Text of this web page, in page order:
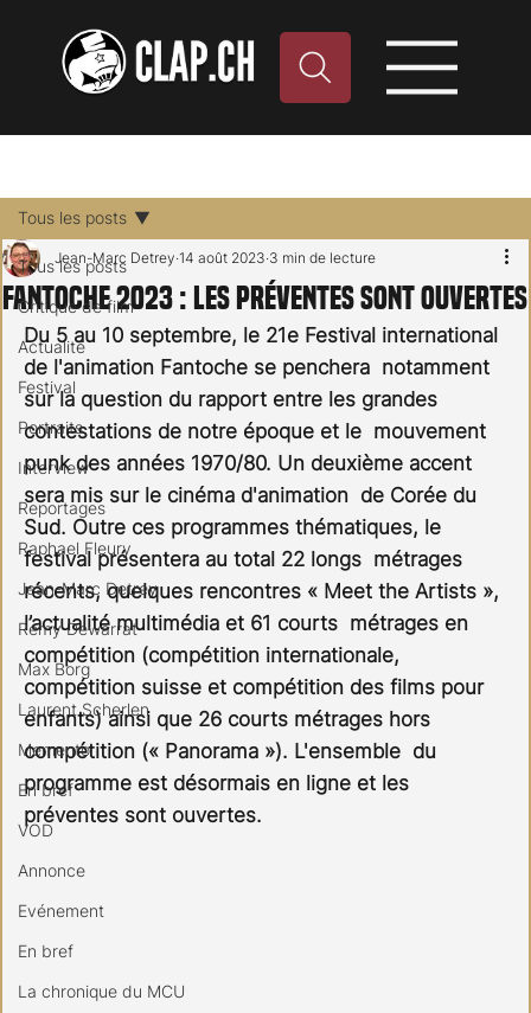
Tous les posts
Critique de film
Actualité
Festival
Portraits
Interview
Reportages
Raphael Fleury
Jean-Marc Detrey
Remy Dewarrat
Max Borg
Laurent Scherlen
Memento
En bref
VOD
Annonce
Evénement
En bref
La chronique du MCU
Tous les posts
Fantoche 2023 : Les préventes sont ouvertes
Jean-Marc Detrey 14 août 2023 3 min de lecture
Du 5 au 10 septembre, le 21e Festival international
de l'animation Fantoche se penchera  notamment
sur la question du rapport entre les grandes
contestations de notre époque et le  mouvement
punk des années 1970/80. Un deuxième accent
sera mis sur le cinéma d'animation  de Corée du
Sud. Outre ces programmes thématiques, le
festival présentera au total 22 longs  métrages
récents, quelques rencontres « Meet the Artists »,
l’actualité multimédia et 61 courts  métrages en
compétition (compétition internationale,
compétition suisse et compétition des films pour
enfants) ainsi que 26 courts métrages hors
compétition (« Panorama »). L'ensemble  du
programme est désormais en ligne et les
préventes sont ouvertes.